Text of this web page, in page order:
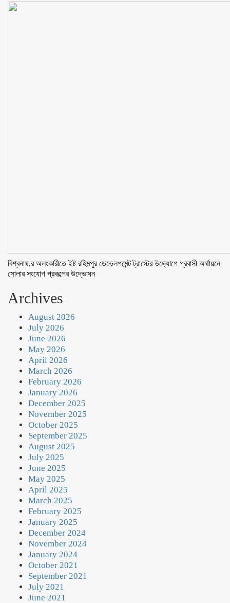
বিশ্বনাথ,র অলংকারীতে ইষ্ট রহিমপুর ডেভেলপমেন্ট ট্রাস্টের উদ্দ্যোগে প্রবাসী অর্থায়নে
সোলার সংযোগ প্রকল্পের উদ্ভোধন
Archives
August 2026
July 2026
June 2026
May 2026
April 2026
March 2026
February 2026
January 2026
December 2025
November 2025
October 2025
September 2025
August 2025
July 2025
June 2025
May 2025
April 2025
March 2025
February 2025
January 2025
December 2024
November 2024
January 2024
October 2021
September 2021
July 2021
June 2021